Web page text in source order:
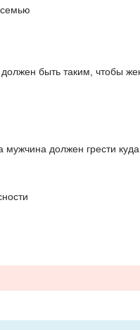
быть таким, чтобы
мужчина должен грести